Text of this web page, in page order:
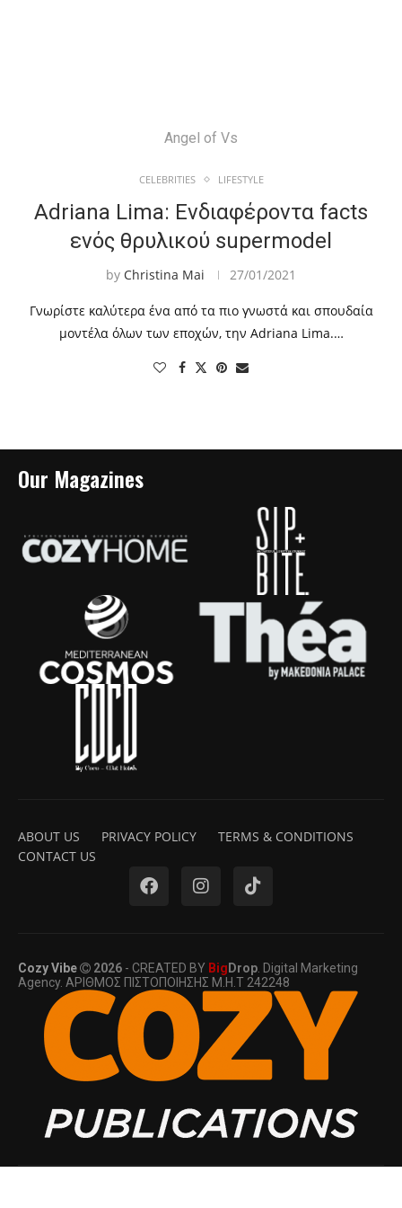
Angel of Vs
CELEBRITIES LIFESTYLE
Adriana Lima: Ενδιαφέροντα facts
ενός θρυλικού supermodel
by Christina Mai 27/01/2021
Γνωρίστε καλύτερα ένα από τα πιο γνωστά και σπουδαία
μοντέλα όλων των εποχών, την Adriana Lima.…
Our Magazines
ABOUT US PRIVACY POLICY
TERMS & CONDITIONS
CONTACT US
Cozy Vibe 2026 - CREATED BY Big Drop . Digital Marketing
Agency. ΑΡΙΘΜΟΣ ΠΙΣΤΟΠΟΙΗΣΗΣ Μ.Η.Τ 242248